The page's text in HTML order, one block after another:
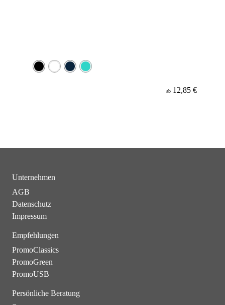
ab 12,85 €
Unternehmen
AGB
Datenschutz
Impressum
Empfehlungen
PromoClassics
PromoGreen
PromoUSB
Persönliche Beratung